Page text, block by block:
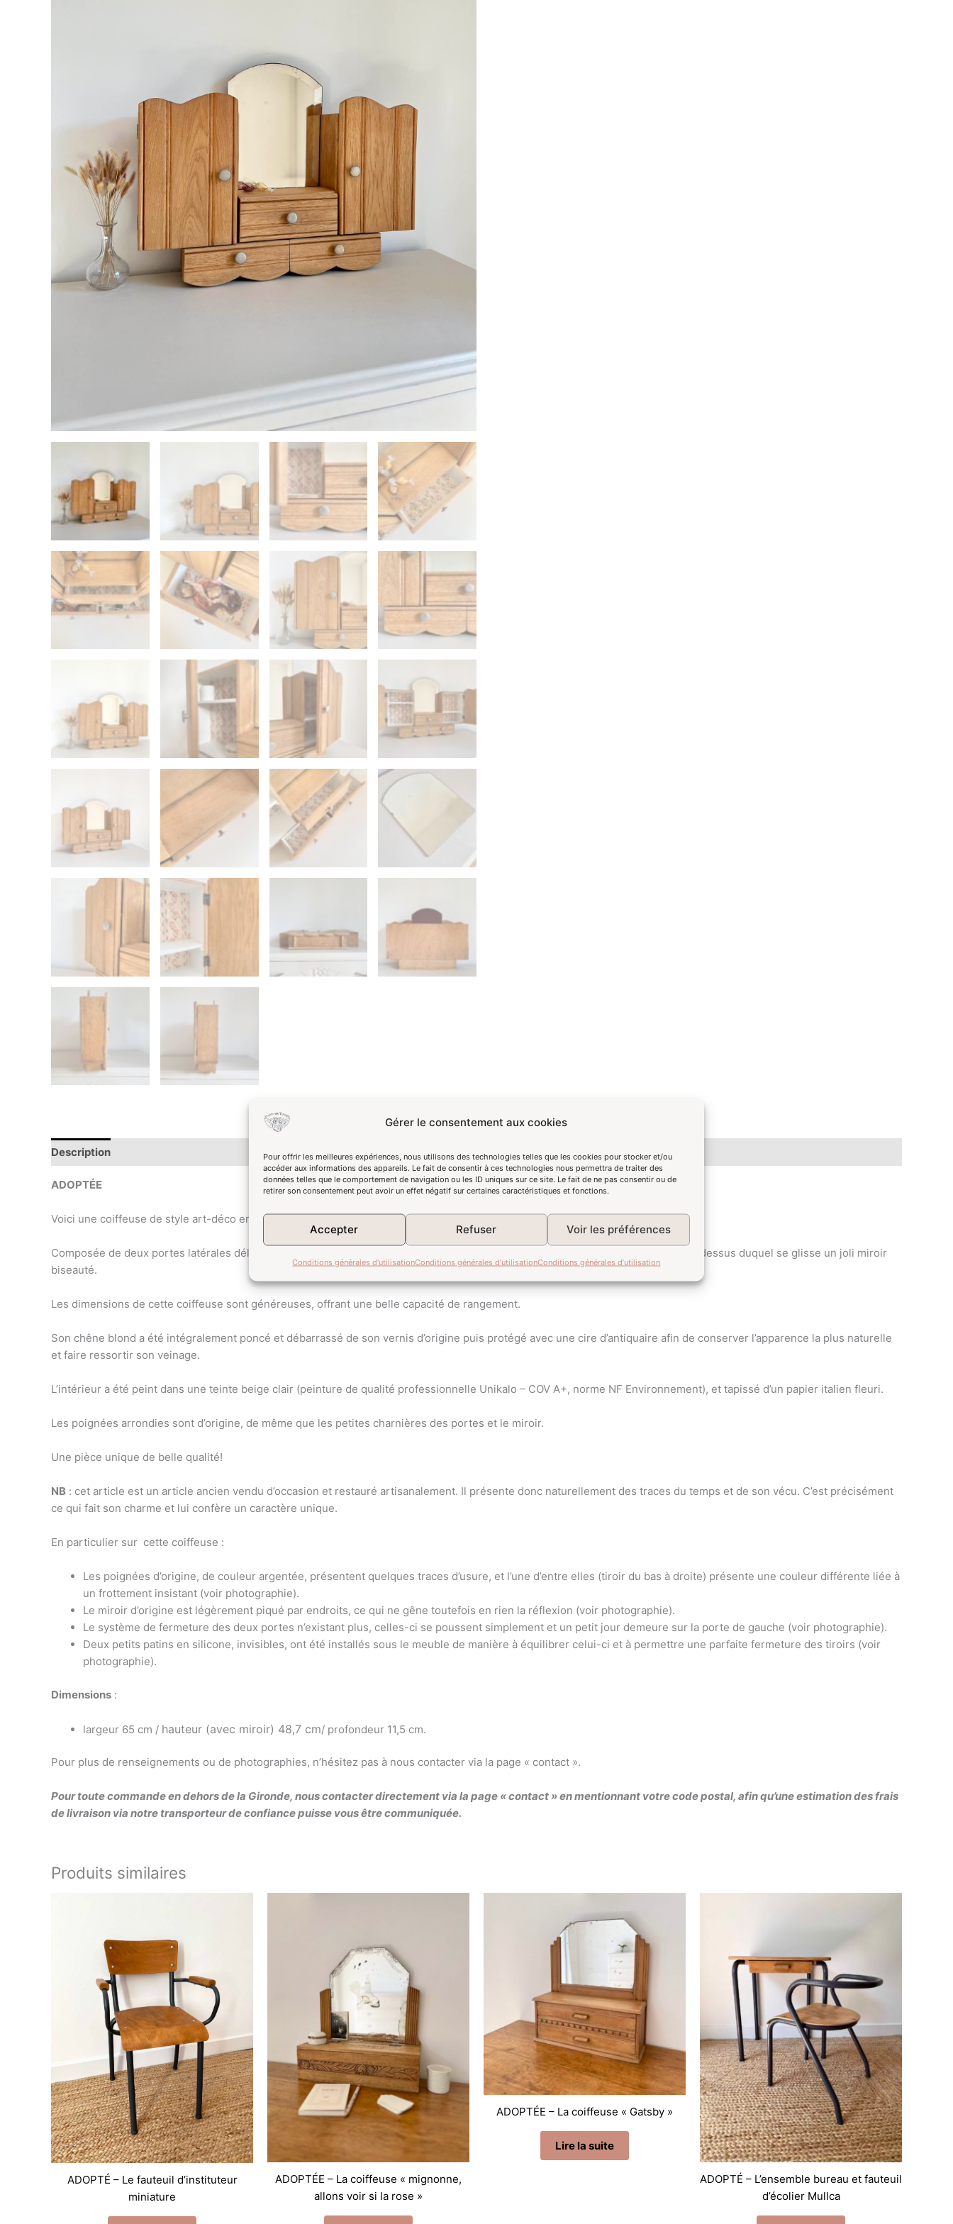
Gérer le consentement aux cookies
Pour offrir les meilleures expériences, nous utilisons des technologies telles que les cookies pour stocker et/ou
accéder aux informations des appareils. Le fait de consentir à ces technologies nous permettra de traiter des
données telles que le comportement de navigation ou les ID uniques sur ce site. Le fait de ne pas consentir ou de
retirer son consentement peut avoir un effet négatif sur certaines caractéristiques et fonctions.
Accepter Refuser Voir les préférences
Conditions générales d’utilisationConditions générales d’utilisationConditions générales d’utilisation
Description
ADOPTÉE
Voici une coiffeuse de style art-déco en chêne massif.
Composée de deux portes latérales délicatement sculptées surmontant deux tiroirs aux lignes arrondies, et d’un tiroir central au-dessus duquel se glisse un joli miroir
biseauté.
Les dimensions de cette coiffeuse sont généreuses, offrant une belle capacité de rangement.
Son chêne blond a été intégralement poncé et débarrassé de son vernis d’origine puis protégé avec une cire d’antiquaire afin de conserver l’apparence la plus naturelle
et faire ressortir son veinage.
L’intérieur a été peint dans une teinte beige clair (peinture de qualité professionnelle Unikalo – COV A+, norme NF Environnement), et tapissé d’un papier italien fleuri.
Les poignées arrondies sont d’origine, de même que les petites charnières des portes et le miroir.
Une pièce unique de belle qualité!
NB : cet article est un article ancien vendu d’occasion et restauré artisanalement. Il présente donc naturellement des traces du temps et de son vécu. C’est précisément
ce qui fait son charme et lui confère un caractère unique.
En particulier sur cette coiffeuse :
Les poignées d’origine, de couleur argentée, présentent quelques traces d’usure, et l’une d’entre elles (tiroir du bas à droite) présente une couleur différente liée à
un frottement insistant (voir photographie).
Le miroir d’origine est légèrement piqué par endroits, ce qui ne gêne toutefois en rien la réflexion (voir photographie).
Le système de fermeture des deux portes n’existant plus, celles-ci se poussent simplement et un petit jour demeure sur la porte de gauche (voir photographie).
Deux petits patins en silicone, invisibles, ont été installés sous le meuble de manière à équilibrer celui-ci et à permettre une parfaite fermeture des tiroirs (voir
photographie).
Dimensions :
largeur 65 cm / hauteur (avec miroir) 48,7 cm/ profondeur 11,5 cm.
Pour plus de renseignements ou de photographies, n’hésitez pas à nous contacter via la page « contact ».
Pour toute commande en dehors de la Gironde, nous contacter directement via la page « contact » en mentionnant votre code postal, afin qu’une estimation des frais
de livraison via notre transporteur de confiance puisse vous être communiquée.
Produits similaires
ADOPTÉ – Le fauteuil d’instituteur
miniature
ADOPTÉE – La coiffeuse « mignonne,
allons voir si la rose »
ADOPTÉE – La coiffeuse « Gatsby »
Lire la suite
ADOPTÉ – L’ensemble bureau et fauteuil
d’écolier Mullca